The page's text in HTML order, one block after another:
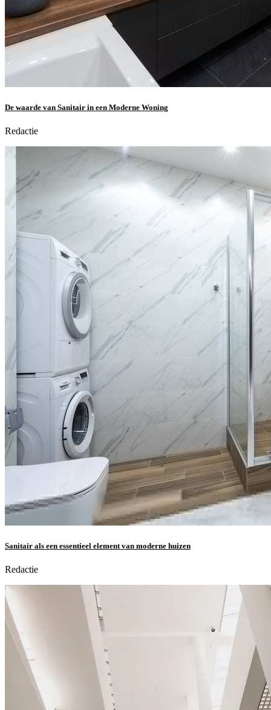
De waarde van Sanitair in een Moderne Woning
Redactie
Sanitair als een essentieel element van moderne huizen
Redactie